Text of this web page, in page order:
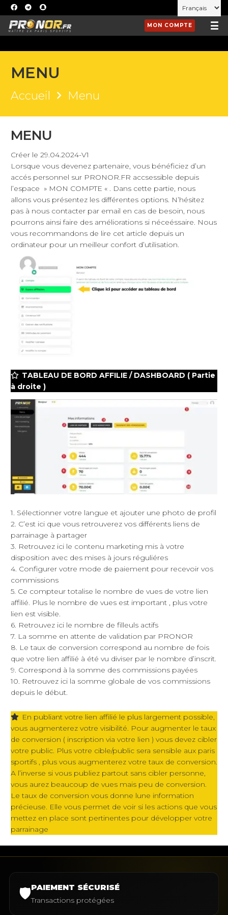
MON COMPTE
MENU
Accueil Menu
MENU
Créer le 29.04.2024-V1
Lorsque vous devenez partenaire, vous bénéficiez d’un
accés personnel sur PRONOR.FR accsessible depuis
l’espace » MON COMPTE « . Dans cette partie, nous
allons vous présentez les différentes options. N’hésitez
pas à nous contacter par email en cas de besoin, nous
pourrons ainsi faire des améliorations si néceéssaire. Nous
vous recommandons de lire cet article depuis un
ordinateur pour un meilleur confort d’utilisation.
TABLEAU DE BORD AFFILIE / DASHBOARD ( Partie
à droite )
1. Sélectionner votre langue et ajouter une photo de profil
2. C’est ici que vous retrouverez vos différents liens de
parrainage à partager
3. Retrouvez ici le contenu marketing mis à votre
disposition avec des mises à jours réguliéres
4. Configurer votre mode de paiement pour recevoir vos
commissions
5. Ce compteur totalise le nombre de vues de votre lien
affilié. Plus le nombre de vues est important , plus votre
lien est visible.
6. Retrouvez ici le nombre de filleuls actifs
7. La somme en attente de validation par PRONOR
8. Le taux de conversion correspond au nombre de fois
que votre lien affilié à été vu diviser par le nombre d’inscrit.
9. Correspond à la somme des commissions payées
10. Retrouvez ici la somme globale de vos commissions
depuis le début.
En publiant votre lien affilié le plus largement possible,
vous augmenterez votre visibilité. Pour augmenter le taux
de conversion ( inscription via votre lien ) vous devez cibler
votre public. Plus votre cible/public sera sensible aux paris
sportifs , plus vous augmenterez votre taux de conversion.
A l’inverse si vous publiez partout sans cibler personne,
vous aurez beaucoup de vues mais peu de conversion.
Le taux de conversion vous donne lune information
précieuse. Elle vous permet de voir si les actions que vous
mettez en place sont pertinentes pour développer votre
parrainage
🛡️PAIEMENT SÉCURISÉ
Transactions protégées